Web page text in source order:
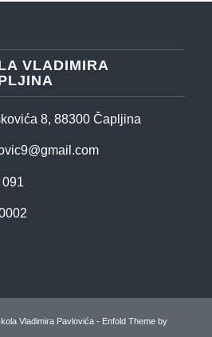
VLADIMIRA
8, 88300 Čapljina
Vladimira Pavlovića- Enfold Theme by